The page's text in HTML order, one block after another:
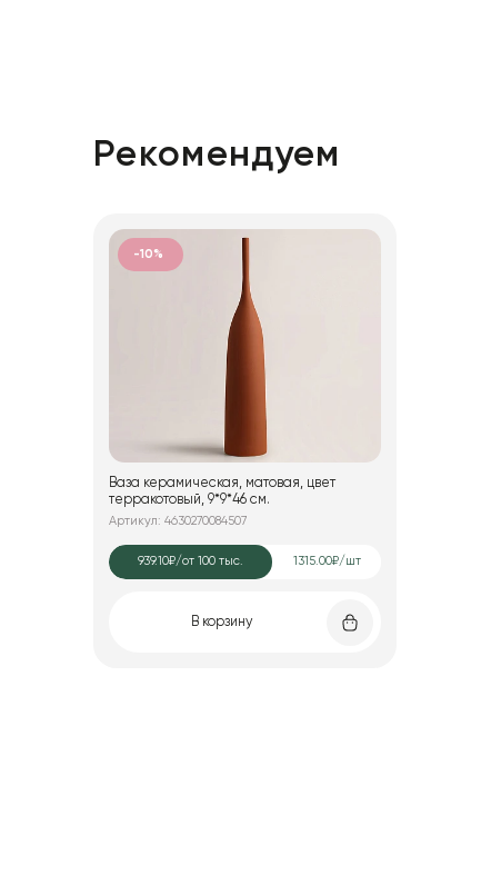
Рекомендуем
-10%
Ваза керамическая, матовая, цвет
терракотовый, 9*9*46 см.
Артикул: 4630270084507
939.10₽/от 100 тыс. 1315.00₽/шт
В корзину